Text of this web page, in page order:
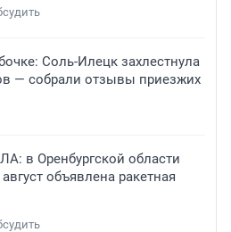
Соль-Илецк захлестнула
— собрали отзывы приезжих
в Оренбургской области
объявлена ракетная